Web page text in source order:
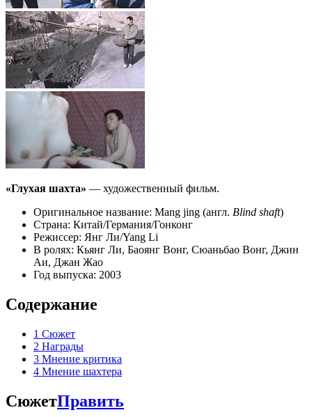
«Глухая шахта» — художественный фильм.
Оригинальное название: Mang jing (англ. Blind shaft)
Страна: Китай/Германия/Гонконг
Режиссер: Янг Ли/Yang Li
В ролях: Кьянг Ли, Баоянг Вонг, Сюаньбао Вонг, Джин
Аи, Джан Жао
Год выпуска: 2003
Содержание
1 Сюжет
2 Награды
3 Мнение критика
4 Мнение шахтера
СюжетПравить